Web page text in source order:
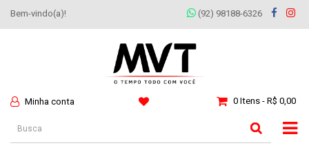
Bem-vindo(a)! (92) 98188-6326
Minha conta 0 Itens - R$ 0,00